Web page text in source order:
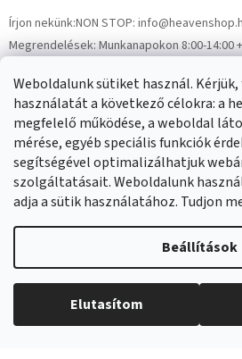
Weboldalunk sütiket használ.
használatát a következő célokra: a
megfelelő működése, a weboldal
mérése, egyéb speciális funkciók
segítségével optimalizálhatjuk
szolgáltatásait. Weboldalunk
adja a sütik használatához. Tudjon
Beállítások
Elutasítom
Írjon nekünk:NON STOP:
Megrendelések:Munkanapokon 8:00-14:00
FacebookHeavenShop.sk
Eredményeink